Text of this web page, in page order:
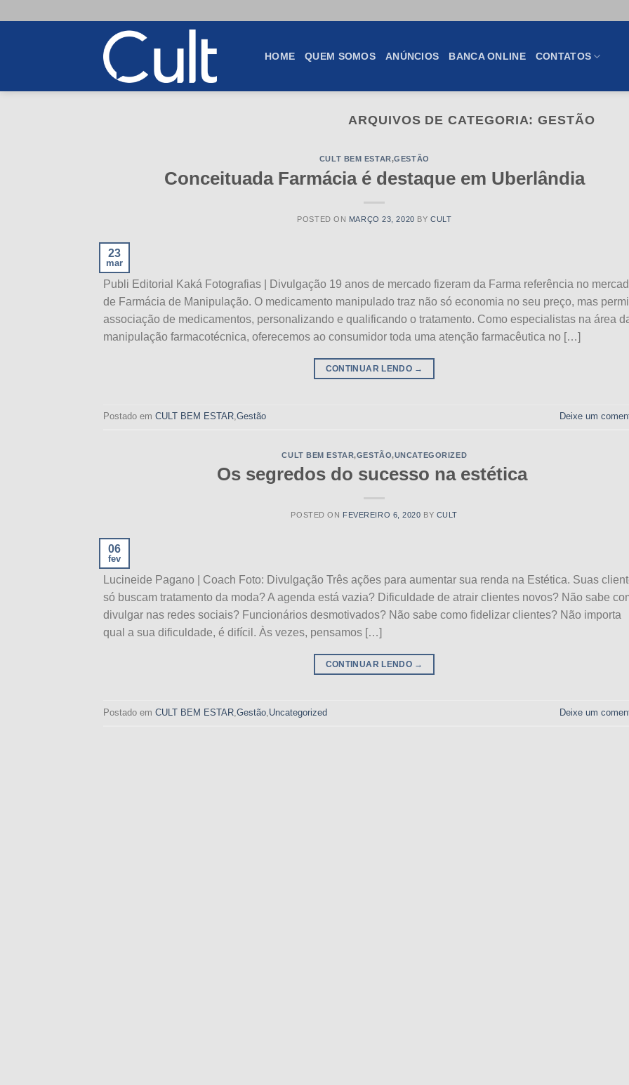
HOME QUEM SOMOS ANÚNCIOS BANCA ONLINE CONTATOS
ARQUIVOS DE CATEGORIA:GESTÃO
CULT BEM ESTAR,GESTÃO
Conceituada Farmácia é destaque em Uberlândia
POSTED ON MARÇO 23, 2020 BY CULT
23
mar
Publi Editorial Kaká Fotografias | Divulgação 19 anos de mercado fizeram da Farma referência no
de Farmácia de Manipulação. O medicamento manipulado traz não só economia no seu preço, mas
associação de medicamentos, personalizando e qualificando o tratamento. Como especialistas na área
manipulação farmacotécnica, oferecemos ao consumidor toda uma atenção farmacêutica no […]
CONTINUAR LENDO →
Postado em CULT BEM ESTAR,Gestão Deixe um
CULT BEM ESTAR,GESTÃO,UNCATEGORIZED
Os segredos do sucesso na estética
POSTED ON FEVEREIRO 6, 2020 BY CULT
06
fev
Lucineide Pagano | Coach Foto: Divulgação Três ações para aumentar sua renda na Estética. Suas
só buscam tratamento da moda? A agenda está vazia? Dificuldade de atrair clientes novos? Não sabe
divulgar nas redes sociais? Funcionários desmotivados? Não sabe como fidelizar clientes? Não importa
qual a sua dificuldade, é difícil. Às vezes, pensamos […]
CONTINUAR LENDO →
Postado em CULT BEM ESTAR Gestão Uncategorized Deixe um